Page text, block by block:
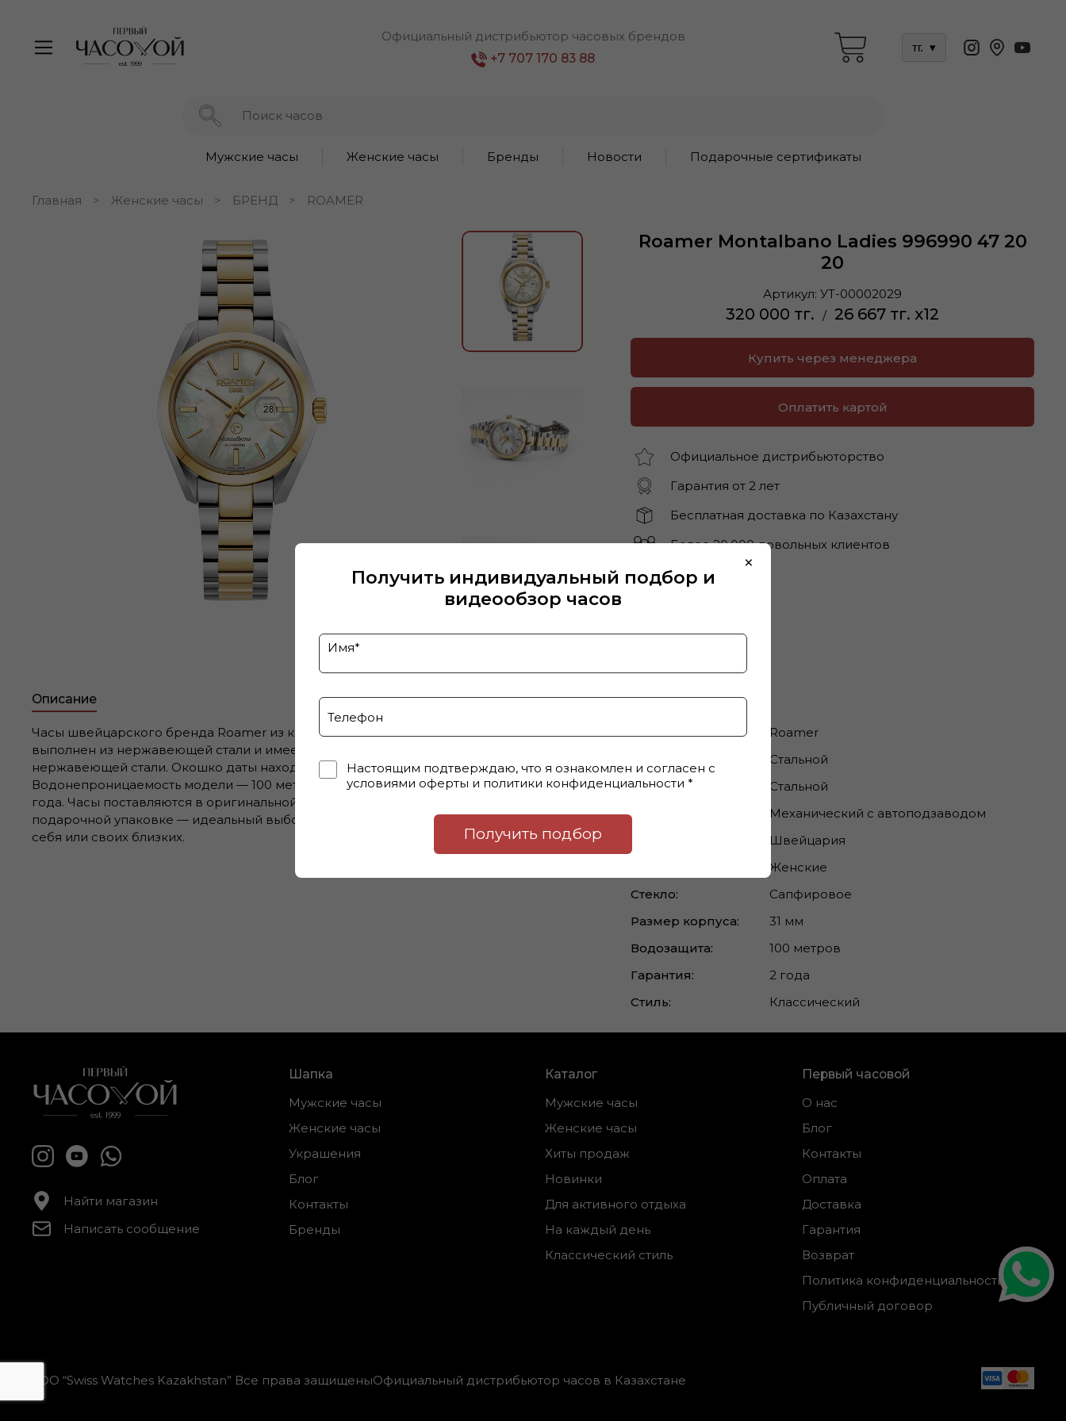
Официальный дистрибьютор часовых брендов
+7 707 170 83 88
тг. ▾
Мужские часы Женские часы Бренды Новости Подарочные сертификаты
Главная Женские часы БРЕНД ROAMER
Roamer Montalbano Ladies 996990 47 20
20
Артикул:УТ-00002029
320 000 тг. / 26 667 тг. x12
Купить через менеджера
Оплатить картой
Официальное дистрибьюторство
Гарантия от 2 лет
Бесплатная доставка по Казахстану
Более 20.000 довольных клиентов
Описание
Часы швейцарского бренда Roamer из коллекции Montalbano Ladies. Корпус часов
выполнен из нержавеющей стали и имеет диаметр 31 мм. Браслет изготовлен из
нержавеющей стали. Окошко даты находится в положении 3 часа.
Водонепроницаемость модели — 100 метров (10 АТМ). Международная гарантия 2
года. Часы поставляются в оригинальной коробке и оформлены в стильной
подарочной упаковке — идеальный выбор, если Вы ищете изысканный подарок для
себя или своих близких.
Характеристики
Бренд:
Roamer
Стальной
Корпус:
Стальной
Механизм:
Механический с автоподзаводом
Швейцария
Женские
Стекло:
Сапфировое
Размер корпуса:
31 мм
Водозащита:
100 метров
Гарантия:
2 года
Стиль:
Классический
Найти магазин
Написать сообщение
Шапка
Мужские часы
Женские часы
Украшения
Блог
Контакты
Бренды
Каталог
Мужские часы
Женские часы
Хиты продаж
Новинки
Для активного отдыха
На каждый день
Классический стиль
Первый часовой
О нас
Блог
Контакты
Оплата
Доставка
Гарантия
Возврат
Политика конфиденциальности
Публичный договор
ТОО “Swiss Watches Kazakhstan” Все права защищеныОфициальный дистрибьютор часов в Казахстане
Получить индивидуальный подбор и
видеообзор часов
×
Настоящим подтверждаю, что я ознакомлен и согласен с
условиями оферты и политики конфиденциальности *
Получить подбор